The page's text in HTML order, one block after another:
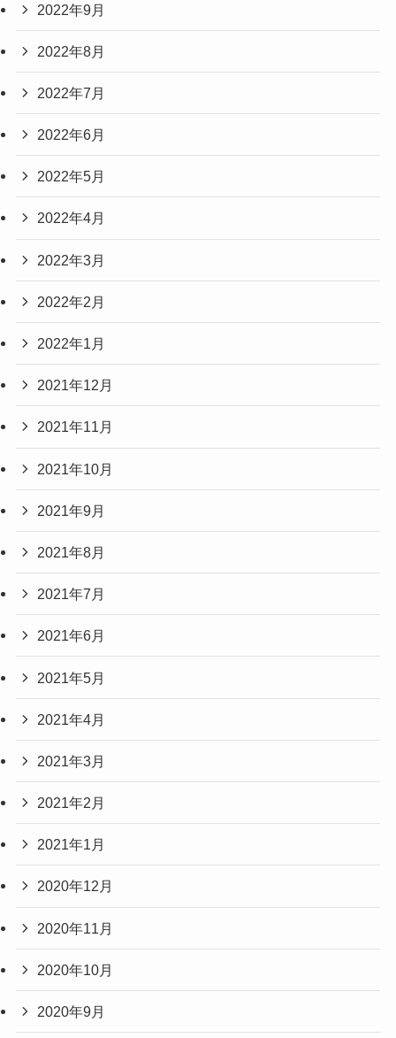
2022年9月
2022年8月
2022年7月
2022年6月
2022年5月
2022年4月
2022年3月
2022年2月
2022年1月
2021年12月
2021年11月
2021年10月
2021年9月
2021年8月
2021年7月
2021年6月
2021年5月
2021年4月
2021年3月
2021年2月
2021年1月
2020年12月
2020年11月
2020年10月
2020年9月